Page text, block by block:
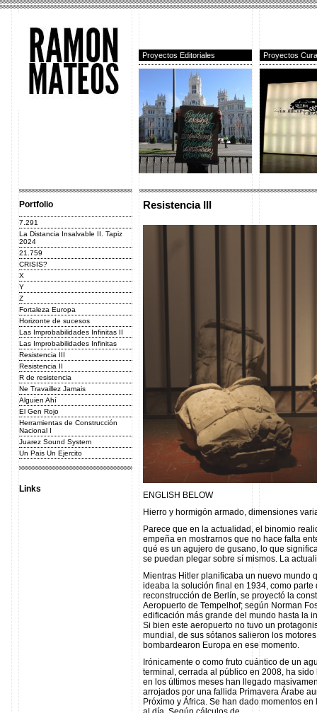
Proyectos Editoriales Proyectos
Portfolio
7.291
La Distancia Insalvable II. Tapiz
2024
21.759
CRISIS?
X
Y
Z
Fortaleza Europa
Horizonte de sucesos
Las Improbabilidades Infinitas II
Las Improbabilidades Infinitas
Resistencia III
Resistencia II
R de resistencia
Ne Travaillez Jamais
Alguien Ahí
El Gen Rojo
Herramientas de Construcción
Nacional I
Juarez Sound System
Un Pais Un Ejercito
Links
Resistencia III
ENGLISH BELOW
Hierro y hormigón armado, dimensiones
Parece que en la actualidad, el binomio
empeña en mostrarnos que no hace falta
qué es un agujero de gusano, lo que
se puedan plegar sobre sí mismos. La
Mientras Hitler planificaba un nuevo mundo
ideaba la solución final en 1934, como
reconstrucción de Berlín, se proyectó la
Aeropuerto de Tempelhof; según Norman
edificación más grande del mundo hasta la
Si bien este aeropuerto no tuvo un
mundial, de sus sótanos salieron los
bombardearon Europa en ese momento.
Irónicamente o como fruto cuántico de un
terminal, cerrada al público en 2008, ha
en los últimos meses han llegado
arrojados por una fallida Primavera Árabe
Próximo y África. Se han dado momentos